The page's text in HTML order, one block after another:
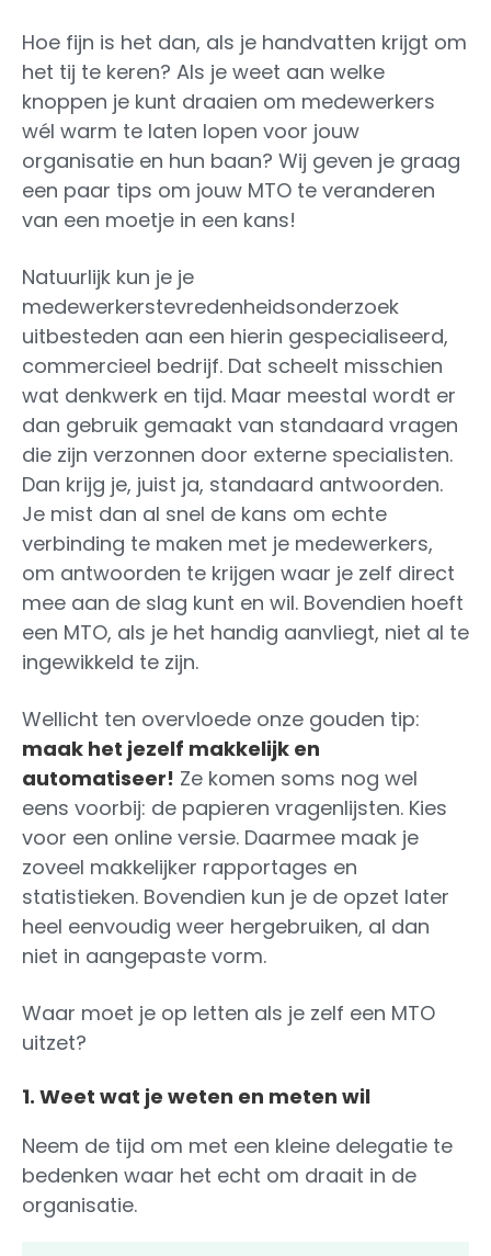
Hoe fijn is het dan, als je handvatten krijgt om
het tij te keren? Als je weet aan welke
knoppen je kunt draaien om medewerkers
wél warm te laten lopen voor jouw
organisatie en hun baan? Wij geven je graag
een paar tips om jouw MTO te veranderen
van een moetje in een kans!
Natuurlijk kun je je
medewerkerstevredenheidsonderzoek
uitbesteden aan een hierin gespecialiseerd,
commercieel bedrijf. Dat scheelt misschien
wat denkwerk en tijd. Maar meestal wordt er
dan gebruik gemaakt van standaard vragen
die zijn verzonnen door externe specialisten.
Dan krijg je, juist ja, standaard antwoorden.
Je mist dan al snel de kans om echte
verbinding te maken met je medewerkers,
om antwoorden te krijgen waar je zelf direct
mee aan de slag kunt en wil. Bovendien hoeft
een MTO, als je het handig aanvliegt, niet al te
ingewikkeld te zijn.
Wellicht ten overvloede onze gouden tip:
maak het jezelf makkelijk en
automatiseer! Ze komen soms nog wel
eens voorbij: de papieren vragenlijsten. Kies
voor een online versie. Daarmee maak je
zoveel makkelijker rapportages en
statistieken. Bovendien kun je de opzet later
heel eenvoudig weer hergebruiken, al dan
niet in aangepaste vorm.
Waar moet je op letten als je zelf een MTO
uitzet?
1. Weet wat je weten en meten wil
Neem de tijd om met een kleine delegatie te
bedenken waar het echt om draait in de
organisatie.